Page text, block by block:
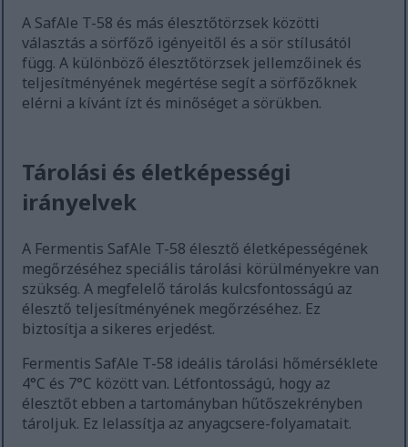
A SafAle T-58 és más élesztőtörzsek közötti
választás a sörfőző igényeitől és a sör stílusától
függ. A különböző élesztőtörzsek jellemzőinek és
teljesítményének megértése segít a sörfőzőknek
elérni a kívánt ízt és minőséget a sörükben.
Tárolási és életképességi
irányelvek
A Fermentis SafAle T-58 élesztő életképességének
megőrzéséhez speciális tárolási körülményekre van
szükség. A megfelelő tárolás kulcsfontosságú az
élesztő teljesítményének megőrzéséhez. Ez
biztosítja a sikeres erjedést.
Fermentis SafAle T-58 ideális tárolási hőmérséklete
4°C és 7°C között van. Létfontosságú, hogy az
élesztőt ebben a tartományban hűtőszekrényben
tároljuk. Ez lelassítja az anyagcsere-folyamatait.